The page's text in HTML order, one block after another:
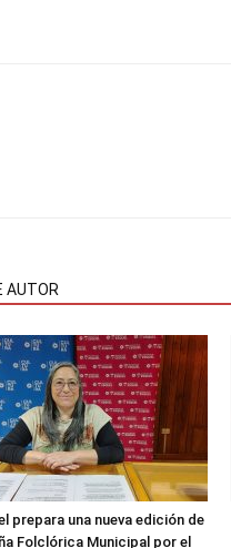
AUTOR
prepara una nueva edición de
Folclórica Municipal por el